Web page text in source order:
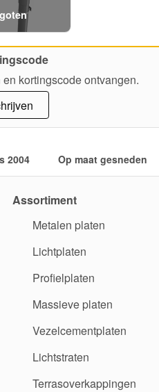
kortingscode ontvangen.
2004 Op maat gesneden
Assortiment
Metalen platen
Lichtplaten
Profielplaten
Massieve platen
Vezelcementplaten
Lichtstraten
Terrasoverkappingen